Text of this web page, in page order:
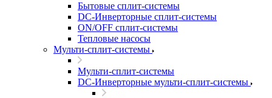
Бытовые сплит-системы
DC-Инверторные сплит-системы
ON/OFF сплит-системы
Тепловые насосы
Мульти-сплит-системы
Мульти-сплит-системы
DC-Инверторные мульти-сплит-системы